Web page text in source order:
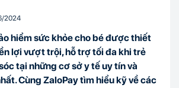
/2024
hiểm sức khỏe cho bé được thiết
lợi vượt trội, hỗ trợ tối đa khi trẻ
tại những cơ sở y tế uy tín và
Cùng ZaloPay tìm hiểu kỹ về các